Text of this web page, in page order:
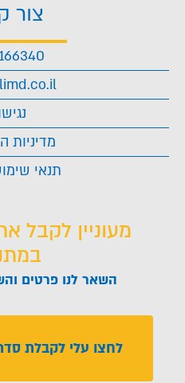
צור
מדיניות
תנאי
מעוניין לקבל
השאר לנו פרטים
לחצו עלי לקבלת